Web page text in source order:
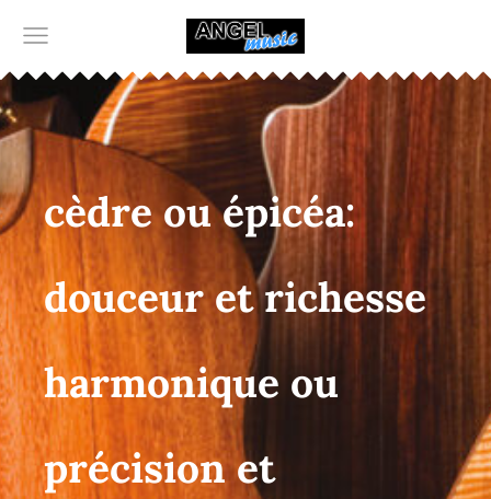
cèdre ou épicéa:
douceur et richesse
harmonique ou
précision et